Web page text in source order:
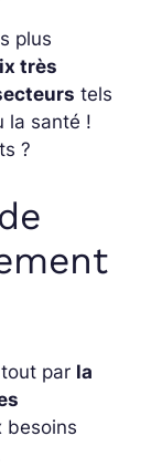
plus
très
tels
la santé !
?
par la
besoins